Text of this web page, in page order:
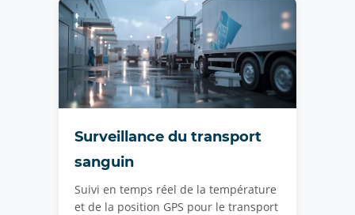
Surveillance du transport
sanguin
Suivi en temps réel de la température
et de la position GPS pour le transport